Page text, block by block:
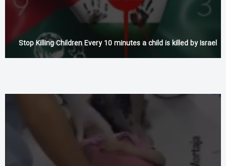
Stop Killing Children Every 10 minutes a child is killed by Israel